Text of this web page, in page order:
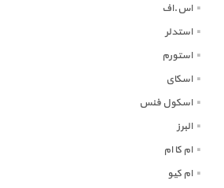
اس.اف
استدلر
استورم
اسکای
اسکول فنس
البرز
ام کا ام
ام کیو